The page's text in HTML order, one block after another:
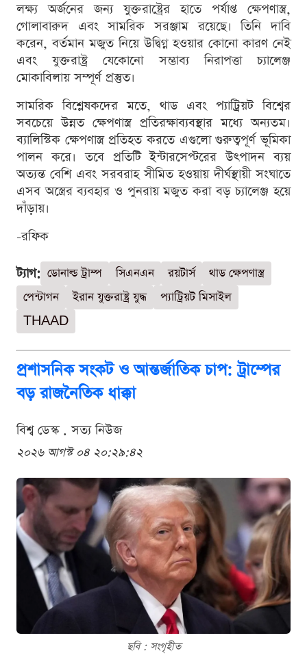
লক্ষ্য অর্জনের জন্য যুক্তরাষ্ট্রের হাতে পর্যাপ্ত ক্ষেপণাস্ত্র,
গোলাবারুদ এবং সামরিক সরঞ্জাম রয়েছে। তিনি দাবি
করেন, বর্তমান মজুত নিয়ে উদ্বিগ্ন হওয়ার কোনো কারণ নেই
এবং যুক্তরাষ্ট্র যেকোনো সম্ভাব্য নিরাপত্তা চ্যালেঞ্জ
মোকাবিলায় সম্পূর্ণ প্রস্তুত।
সামরিক বিশ্লেষকদের মতে, থাড এবং প্যাট্রিয়ট বিশ্বের
সবচেয়ে উন্নত ক্ষেপণাস্ত্র প্রতিরক্ষাব্যবস্থার মধ্যে অন্যতম।
ব্যালিস্টিক ক্ষেপণাস্ত্র প্রতিহত করতে এগুলো গুরুত্বপূর্ণ ভূমিকা
পালন করে। তবে প্রতিটি ইন্টারসেপ্টরের উৎপাদন ব্যয়
অত্যন্ত বেশি এবং সরবরাহ সীমিত হওয়ায় দীর্ঘস্থায়ী সংঘাতে
এসব অস্ত্রের ব্যবহার ও পুনরায় মজুত করা বড় চ্যালেঞ্জ হয়ে
দাঁড়ায়।
-রফিক
ট্যাগ: ডোনাল্ড ট্রাম্প সিএনএন রয়টার্স
থাড ক্ষেপণাস্ত্র
পেন্টাগন
ইরান যুক্তরাষ্ট্র যুদ্ধ
প্যাট্রিয়ট মিসাইল
THAAD
প্রশাসনিক সংকট ও আন্তর্জাতিক চাপ: ট্রাম্পের
বড় রাজনৈতিক ধাক্কা
বিশ্ব ডেস্ক . সত্য নিউজ
২০২৬ আগস্ট ০৪ ২০:২৯:৪২
ছবি : সংগৃহীত